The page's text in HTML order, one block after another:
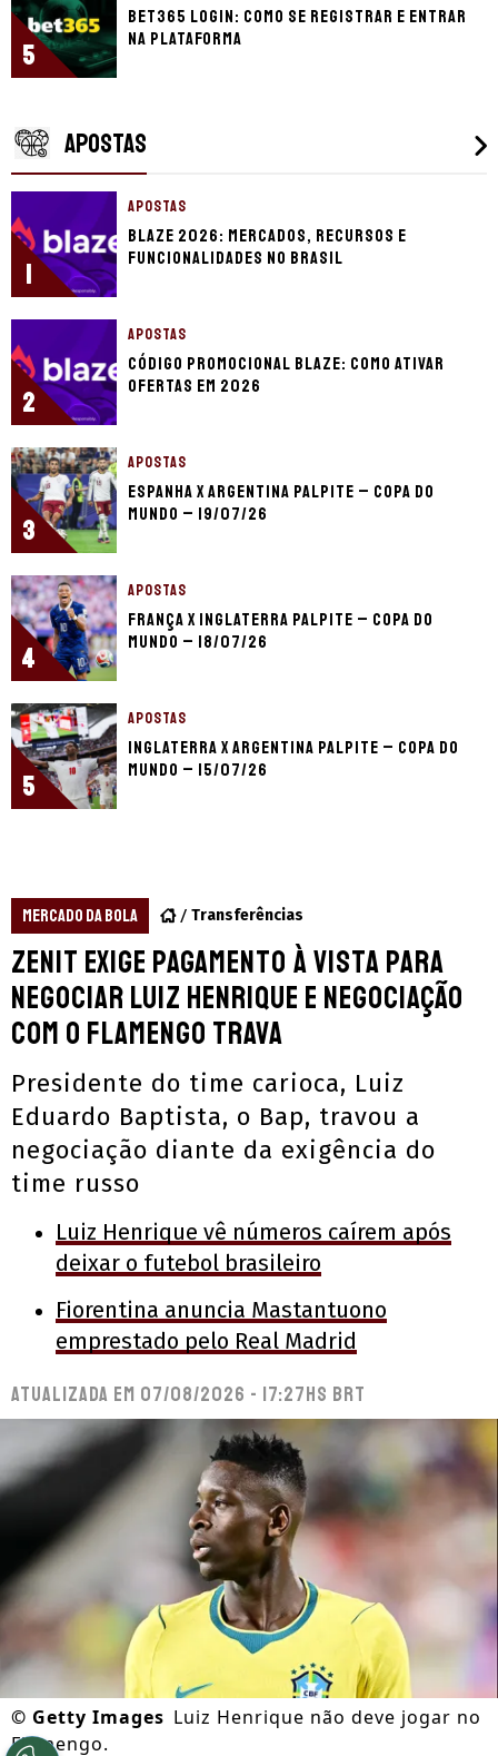
5
bet365 login: como se registrar e entrar
na plataforma
APOSTAS
1
APOSTAS
Blaze 2026: mercados, recursos e
funcionalidades no Brasil
2
APOSTAS
Código promocional Blaze: como ativar
ofertas em 2026
3
APOSTAS
Espanha x Argentina palpite – Copa do
Mundo – 19/07/26
4
APOSTAS
França x Inglaterra palpite – Copa do
Mundo – 18/07/26
5
APOSTAS
Inglaterra x Argentina palpite – Copa do
Mundo – 15/07/26
MERCADO DA BOLA Transferências
Zenit exige pagamento à vista para
negociar Luiz Henrique e negociação
com o Flamengo trava
Presidente do time carioca, Luiz
Eduardo Baptista, o Bap, travou a
negociação diante da exigência do
time russo
Luiz Henrique vê números caírem após
deixar o futebol brasileiro
Fiorentina anuncia Mastantuono
emprestado pelo Real Madrid
Atualizada em 07/08/2026 - 17:27hs BRT
© Getty Images Luiz Henrique não deve jogar no
Flamengo.